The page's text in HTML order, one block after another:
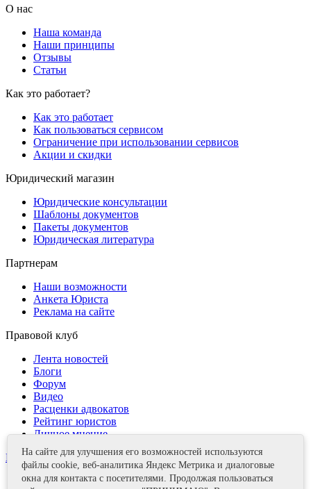
О нас
Наша команда
Наши принципы
Отзывы
Статьи
Как это работает?
Как это работает
Как пользоваться сервисом
Ограничение при использовании сервисов
Акции и скидки
Юридический магазин
Юридические консультации
Шаблоны документов
Пакеты документов
Юридическая литература
Партнерам
Наши возможности
Анкета Юриста
Реклама на сайте
Правовой клуб
Лента новостей
Блоги
Форум
Видео
Расценки адвокатов
Рейтинг юристов
Личное мнение
Контакты
На сайте для улучшения его возможностей используются
файлы cookie, веб-аналитика Яндекс Метрика и диалоговые
окна для контакта с посетителями. Продолжая пользоваться